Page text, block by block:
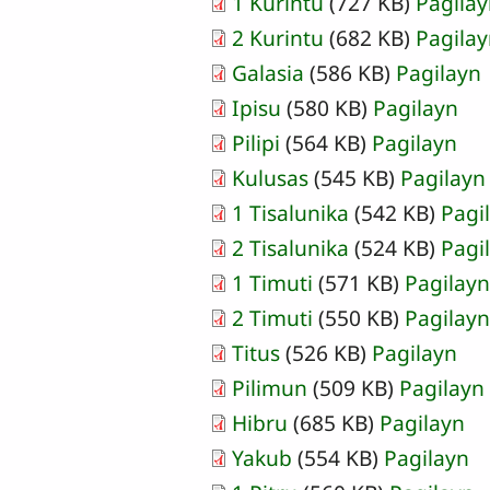
2 Kurintu (682 KB)
Galasia (586 KB) Pagilayn
Ipisu (580 KB) Pagilayn
Pilipi (564 KB) Pagilayn
Kulusas(545 KB) Pagilayn
1 Tisalunika (542 KB)
2 Tisalunika (524 KB)
1 Timuti (571 KB) Pagilayn
2 Timuti (550 KB) Pagilayn
Titus(526 KB) Pagilayn
Pilimun (509 KB) Pagilayn
Hibru (685 KB) Pagilayn
Yakub (554 KB) Pagilayn